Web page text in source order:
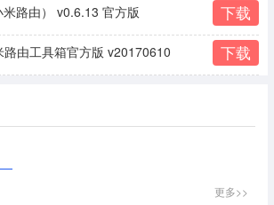
路由） v0.6.13 官方版 下载
由工具箱官方版 v20170610 下载
更多>>